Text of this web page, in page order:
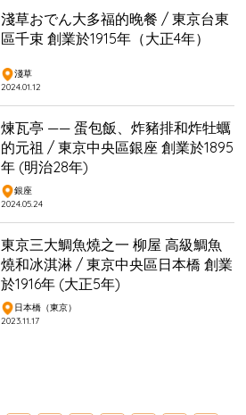
淺草おでん大多福的晚餐 / 東京台東
區千束 創業於1915年（大正4年）
淺草
2024.01.12
煉瓦亭 —— 蛋包飯、炸豬排和炸牡蠣
的元祖 / 東京中央區銀座 創業於1895
年 (明治28年)
銀座
2024.05.24
東京三大鯛魚燒之一 柳屋 高級鯛魚
燒和冰淇淋 / 東京中央區日本橋 創業
於1916年 (大正5年)
日本橋（東京）
2023.11.17